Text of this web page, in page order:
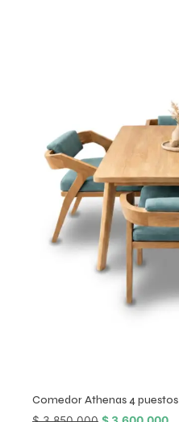
Comedor Athenas 4 puestos